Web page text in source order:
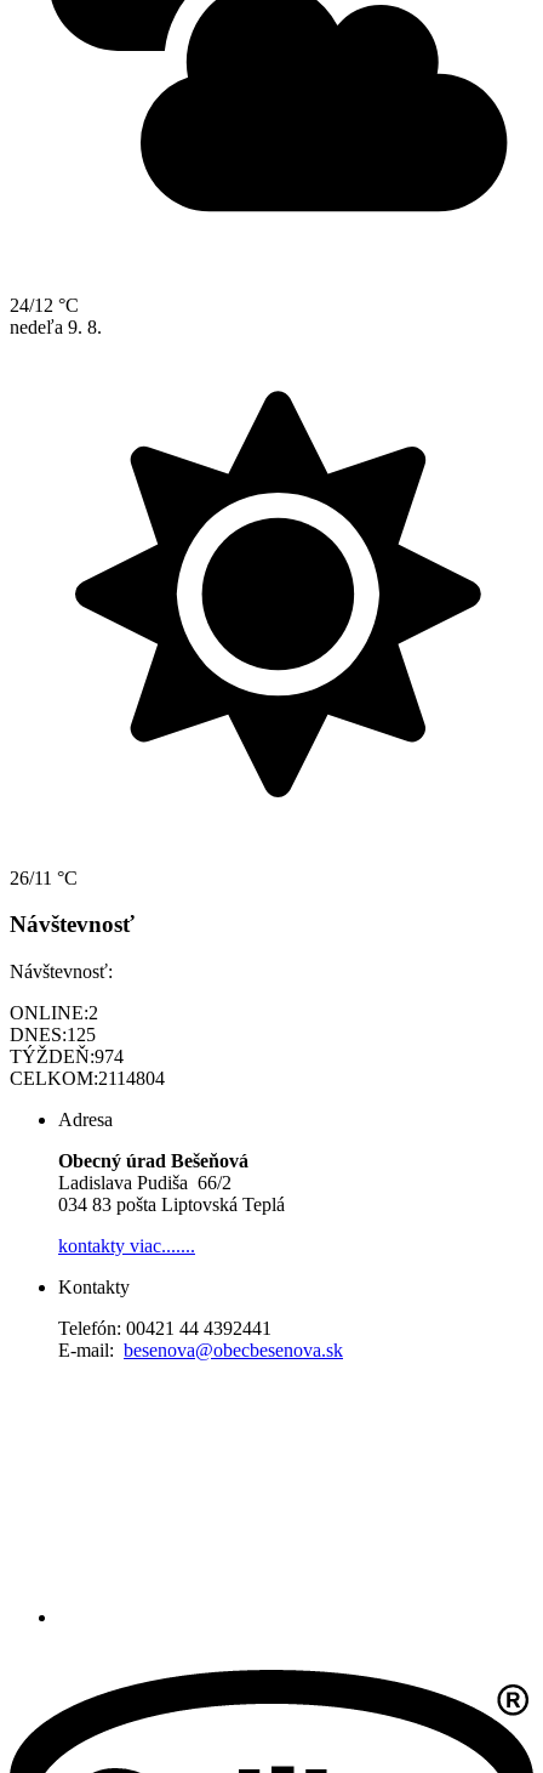
24/12 °C
nedeľa 9. 8.
26/11 °C
Návštevnosť
Návštevnosť:
ONLINE:2
DNES:125
TÝŽDEŇ:974
CELKOM:2114804
Adresa
Obecný úrad Bešeňová
Ladislava Pudiša 66/2
034 83 pošta Liptovská Teplá
kontakty viac.......
Kontakty
Telefón: 00421 44 4392441
E-mail: besenova@obecbesenova.sk